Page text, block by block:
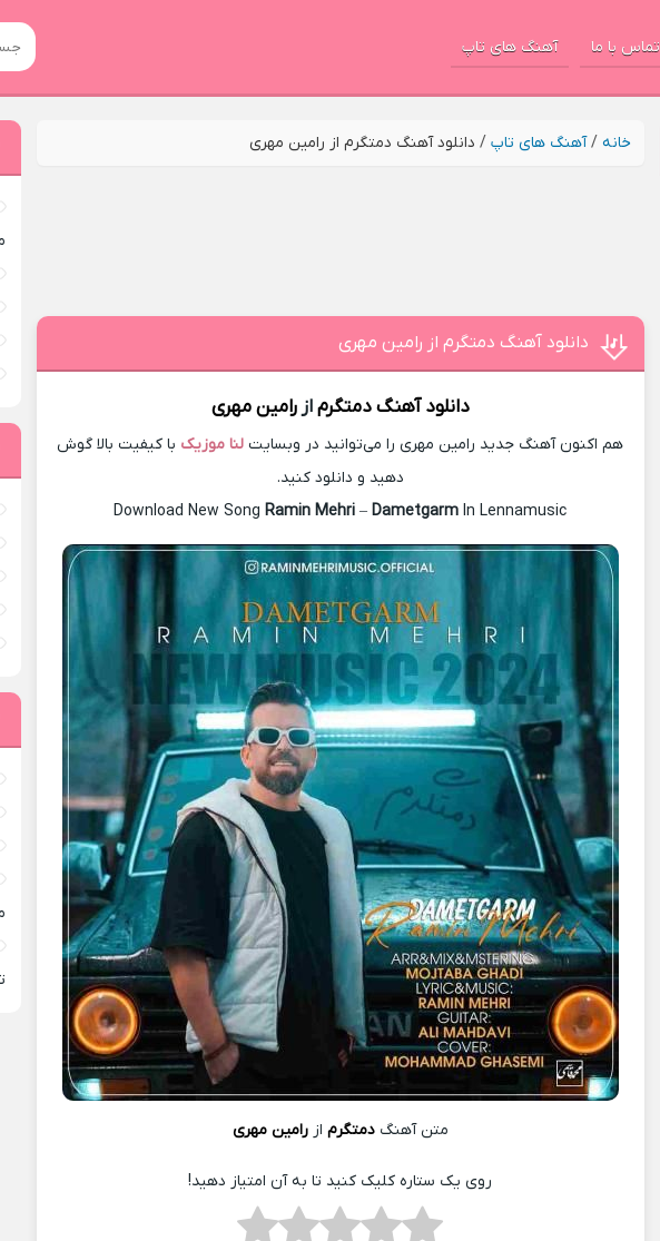
تماس با ما آهنگ های تاپ
خانه /آهنگ های تاپ / دانلود آهنگ دمتگرم از رامین مهری
دانلود آهنگ دمتگرم از رامین مهری
دانلود آهنگدمتگرمازرامین مهری
هم اکنون آهنگ جدید رامین مهری را می‌توانید در وبسایت لنا موزیک با کیفیت بالا گوش
دهید و دانلود کنید.
Download New SongRamin Mehri –Dametgarm In Lennamusic
متن آهنگدمتگرم ازرامین مهری
روی یک ستاره کلیک کنید تا به آن امتیاز دهید!